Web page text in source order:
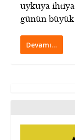
uykuya
günün büyük
Devamı…